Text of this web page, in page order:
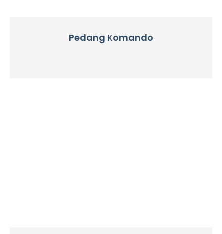
Pedang Komando